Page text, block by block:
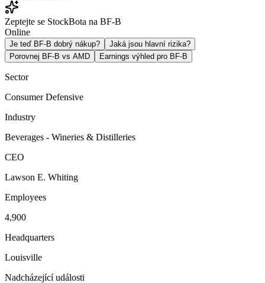
Zeptejte se StockBota na BF-B
Online
Je teď BF-B dobrý nákup?
Jaká jsou hlavní rizika?
Porovnej BF-B vs AMD
Earnings výhled pro BF-B
Sector
Consumer Defensive
Industry
Beverages - Wineries & Distilleries
CEO
Lawson E. Whiting
Employees
4,900
Headquarters
Louisville
Nadcházející události